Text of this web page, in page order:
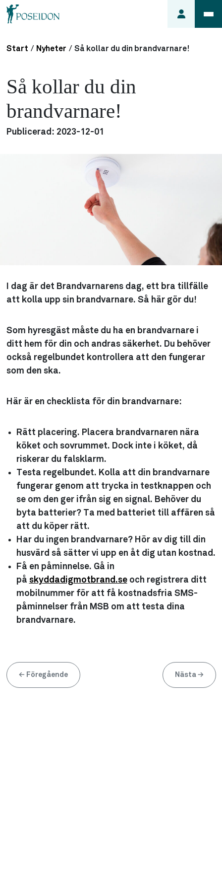
Start / Nyheter / Så kollar du din brandvarnare!
Så kollar du din
brandvarnare!
Publicerad: 2023-12-01
I dag är det Brandvarnarens dag, ett bra tillfälle
att kolla upp sin brandvarnare. Så här gör du!
Som hyresgäst måste du ha en brandvarnare i
ditt hem för din och andras säkerhet. Du behöver
också regelbundet kontrollera att den fungerar
som den ska.
Här är en checklista för din brandvarnare:
Rätt placering. Placera brandvarnaren nära
köket och sovrummet. Dock inte i köket, då
riskerar du falsklarm.
Testa regelbundet. Kolla att din brandvarnare
fungerar genom att trycka in testknappen och
se om den ger ifrån sig en signal. Behöver du
byta batterier? Ta med batteriet till affären så
att du köper rätt.
Har du ingen brandvarnare?Hör av dig till din
husvärd så sätter vi upp en åt dig utan kostnad.
Få en påminnelse. Gå in
på skyddadigmotbrand.seoch registrera ditt
mobilnummer för att få kostnadsfria SMS-
påminnelser från MSB om att testa dina
brandvarnare.
← Föregående Nästa →